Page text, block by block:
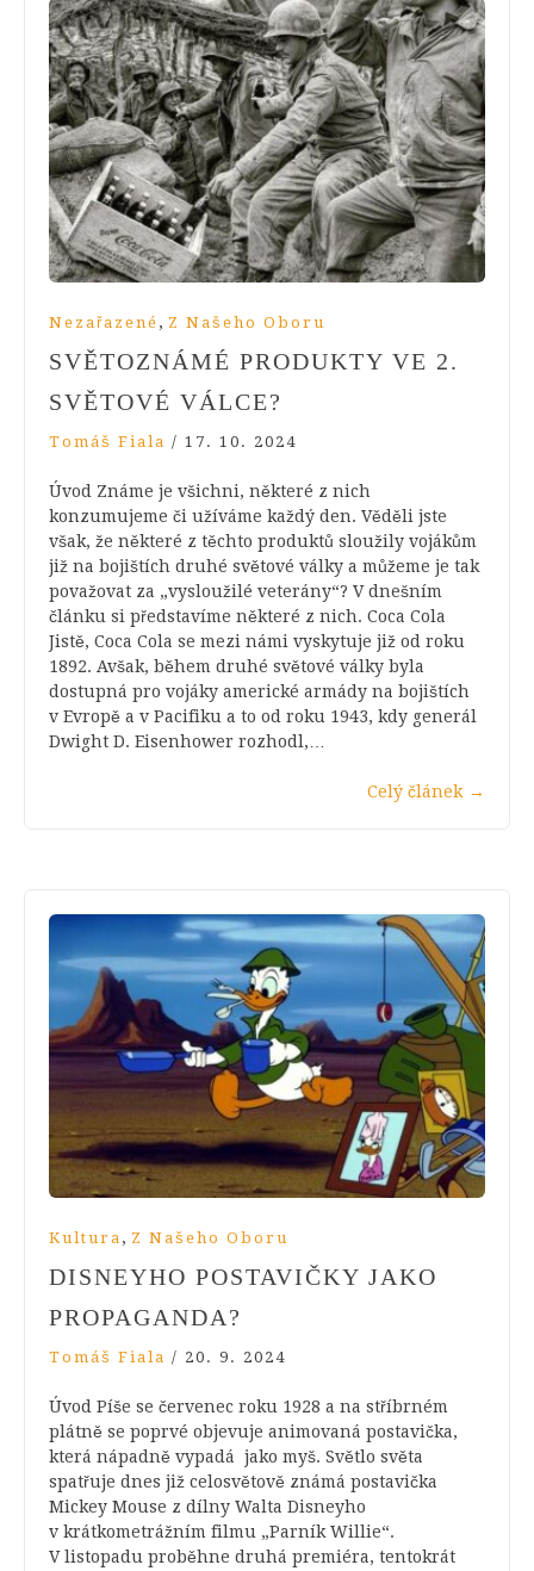
Nezařazené , Z Našeho Oboru
SVĚTOZNÁMÉ PRODUKTY VE 2.
SVĚTOVÉ VÁLCE?
Tomáš Fiala / 17. 10. 2024
Úvod Známe je všichni, některé z nich
konzumujeme či užíváme každý den. Věděli jste
však, že některé z těchto produktů sloužily vojákům
již na bojištích druhé světové války a můžeme je tak
považovat za „vysloužilé veterány“? V dnešním
článku si představíme některé z nich. Coca Cola
Jistě, Coca Cola se mezi námi vyskytuje již od roku
1892. Avšak, během druhé světové války byla
dostupná pro vojáky americké armády na bojištích
v Evropě a v Pacifiku a to od roku 1943, kdy generál
Dwight D. Eisenhower rozhodl,…
Celý článek →
Kultura , Z Našeho Oboru
DISNEYHO POSTAVIČKY JAKO
PROPAGANDA?
Tomáš Fiala / 20. 9. 2024
Úvod Píše se červenec roku 1928 a na stříbrném
plátně se poprvé objevuje animovaná postavička,
která nápadně vypadá jako myš. Světlo světa
spatřuje dnes již celosvětově známá postavička
Mickey Mouse z dílny Walta Disneyho
v krátkometrážním filmu „Parník Willie“.
V listopadu proběhne druhá premiéra, tentokrát